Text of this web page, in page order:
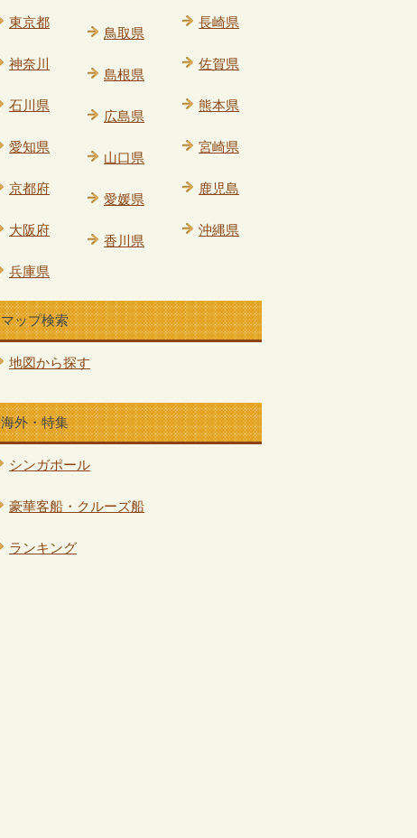
東京都
神奈川
石川県
愛知県
京都府
大阪府
兵庫県
鳥取県
島根県
広島県
山口県
愛媛県
香川県
長崎県
佐賀県
熊本県
宮崎県
鹿児島
沖縄県
マップ検索
地図から探す
海外・特集
シンガポール
豪華客船・クルーズ船
ランキング